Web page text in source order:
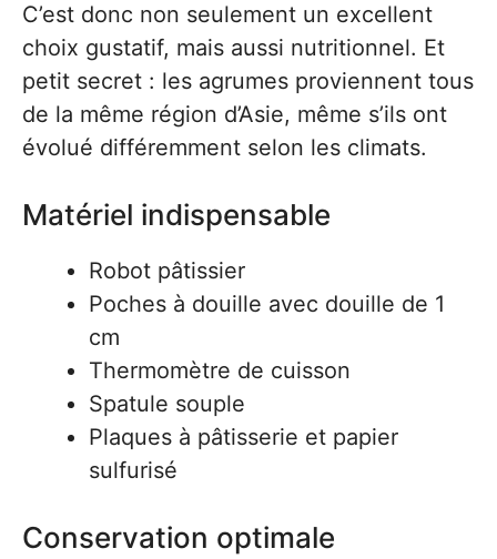
C’est donc non seulement un excellent
choix gustatif, mais aussi nutritionnel. Et
petit secret : les agrumes proviennent tous
de la même région d’Asie, même s’ils ont
évolué différemment selon les climats.
Matériel indispensable
Robot pâtissier
Poches à douille avec douille de 1
cm
Thermomètre de cuisson
Spatule souple
Plaques à pâtisserie et papier
sulfurisé
Conservation optimale